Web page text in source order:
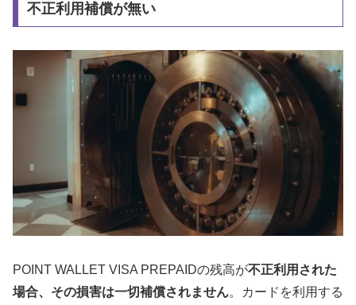
不正利用補償が無い
POINT WALLET VISA PREPAIDの残高が不正利用された
場合、その損害は一切補償されません。カードを利用する